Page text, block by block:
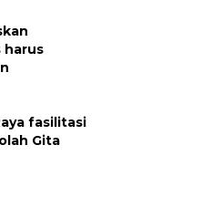
harus
fasilitasi
Gita